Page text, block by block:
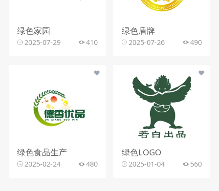
绿色家园
2025-07-29 410
绿色盾牌
2025-07-26 490
绿色食品生产
2025-02-24 480
绿色LOGO
2025-01-04 560